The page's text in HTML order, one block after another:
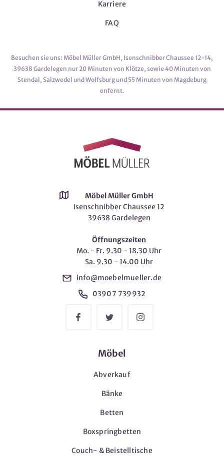
Karriere
FAQ
Besuchen sie uns: Möbel Müller GmbH, Isenschnibber Chaussee 12-14,
39638 Gardelegen nur 20 Minuten von Klötze, sowie 40 Minuten von
Stendal, Salzwedel und Wolfsburg und 55 Minuten von Magdeburg
enfernt.
Möbel Müller GmbH
Isenschnibber Chaussee 12
39638 Gardelegen
Öffnungszeiten
Mo. - Fr. 9.30 - 18.30 Uhr
Sa. 9.30 - 14.00 Uhr
info@moebelmueller.de
03907 739932
Möbel
Abverkauf
Bänke
Betten
Boxspringbetten
Couch- & Beistelltische